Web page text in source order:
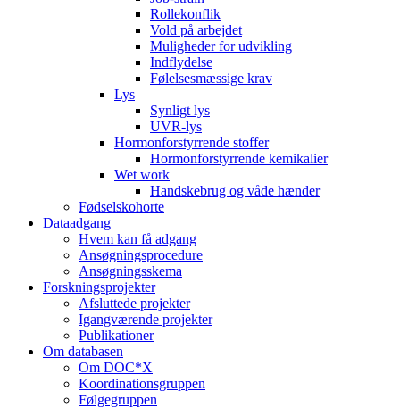
Rollekonflik
Vold på arbejdet
Muligheder for udvikling
Indflydelse
Følelsesmæssige krav
Lys
Synligt lys
UVR-lys
Hormonforstyrrende stoffer
Hormonforstyrrende kemikalier
Wet work
Handskebrug og våde hænder
Fødselskohorte
Dataadgang
Hvem kan få adgang
Ansøgningsprocedure
Ansøgningsskema
Forskningsprojekter
Afsluttede projekter
Igangværende projekter
Publikationer
Om databasen
Om DOC*X
Koordinationsgruppen
Følgegruppen